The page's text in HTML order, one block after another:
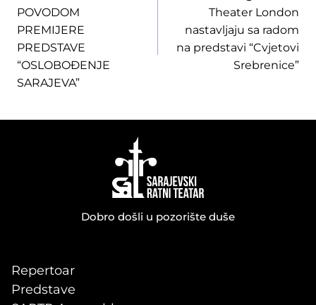
POVODOM
PREMIJERE
PREDSTAVE
“OSLOBOĐENJE
SARAJEVA”
Theater London
nastavljaju sa radom
na predstavi “Cvjetovi
Srebrenice”
Dobro došli u pozorište duše
Repertoar
Predstave